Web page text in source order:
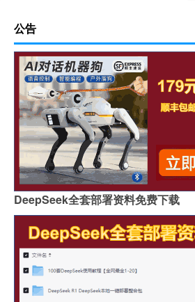
公告
DeepSeek全套部署资料免费下载